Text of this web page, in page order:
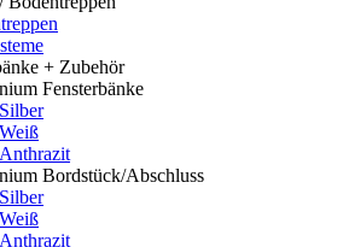
+ Zubehör
Fensterbänke
Silber
Weiß
Anthrazit
Bordstück/Abschluss
Silber
Weiß
Anthrazit